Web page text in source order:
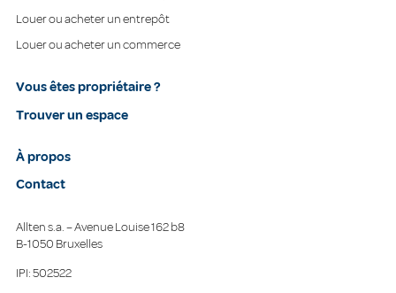
Louer ou acheter un entrepôt
Louer ou acheter un commerce
Vous êtes propriétaire ?
Trouver un espace
À propos
Contact
Allten s.a. – Avenue Louise 162 b8
B-1050 Bruxelles
IPI: 502522